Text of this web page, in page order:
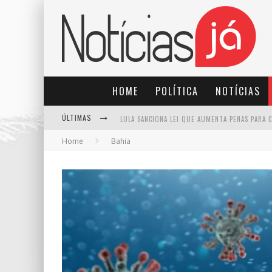
HOME POLÍTICA NOTÍCIAS
ÚLTIMAS
Home Bahia